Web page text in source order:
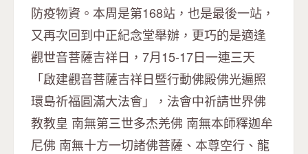
防疫物資。本周是第168站，也是最後一站，
又再次回到中正紀念堂舉辦，更巧的是適逢
觀世音菩薩吉祥日，7月15-17日一連三天
「啟建觀音菩薩吉祥日暨行動佛殿佛光遍照
環島祈福圓滿大法會」，法會中祈請世界佛
教教皇 南無第三世多杰羌佛 南無本師釋迦牟
尼佛 南無十方一切諸佛菩薩、本尊空行、龍